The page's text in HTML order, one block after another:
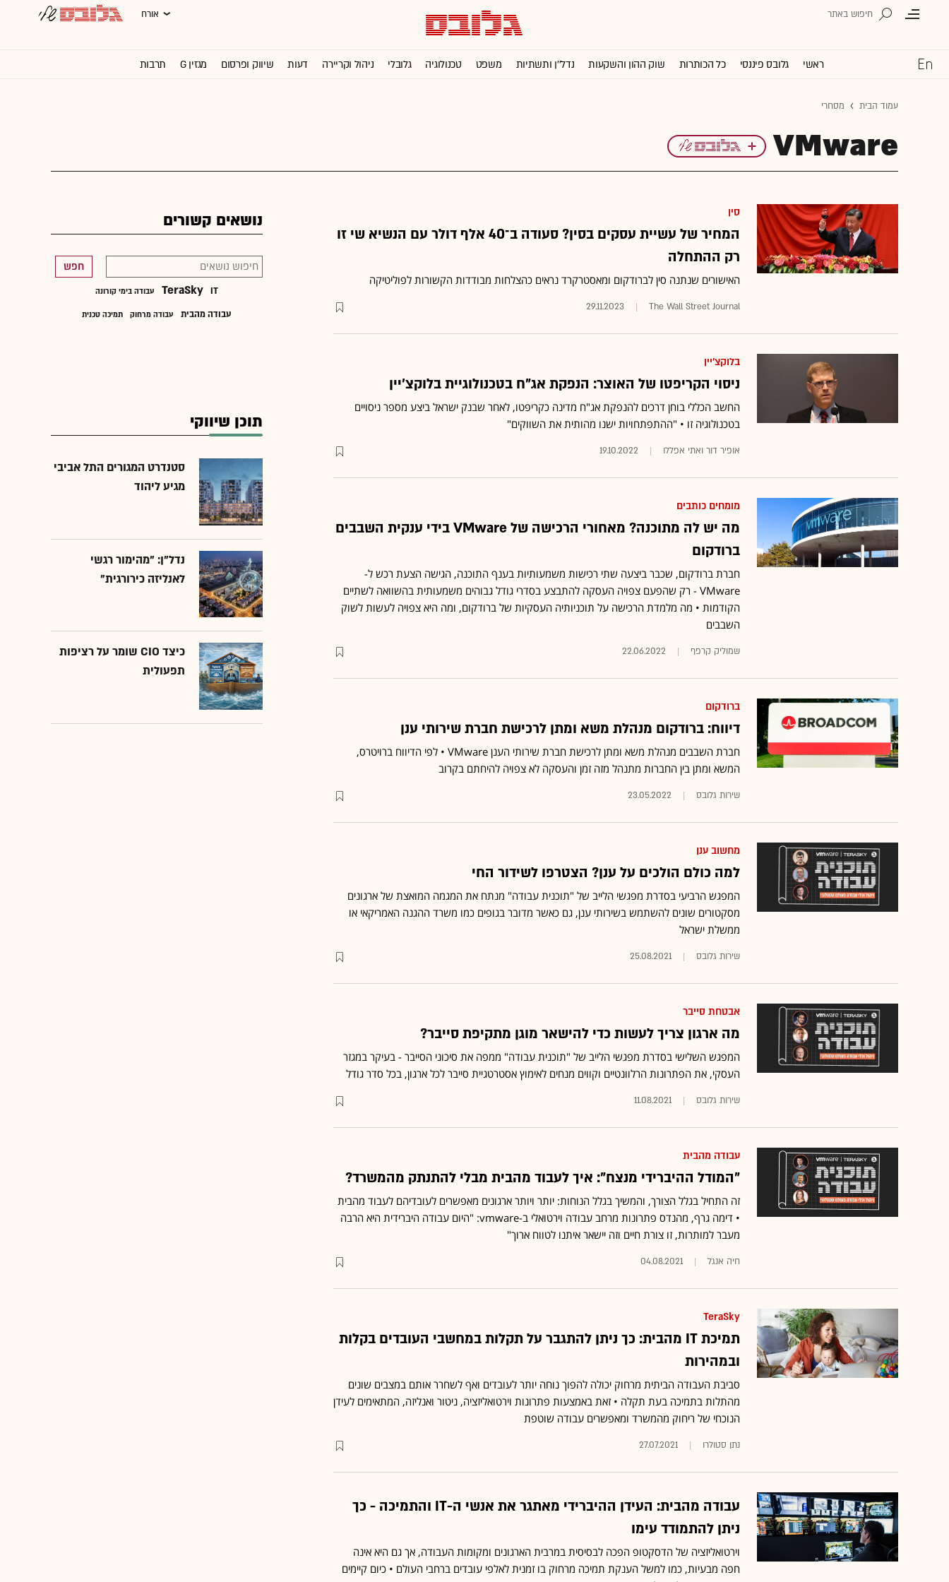
אורח
ראשי גלובס פיננסי כל הכותרות שוק ההון והשקעות נדל''ן ותשתיות משפט טכנולוגיה גלובלי ניהול וקריירה דעות שיווק ופרסום מגזין G תרבות
עמוד הבית מסחרי
VMware
סין
המחיר של עשיית עסקים בסין? סעודה ב־40 אלף דולר עם הנשיא שי זו
רק ההתחלה
האישורים שנתנה סין לברודקום ומאסטרקרד נראים כהצלחות מבודדות הקשורות לפוליטיקה
The Wall Street Journal
29.11.2023
בלוקצ'יין
ניסוי הקריפטו של האוצר: הנפקת אג"ח בטכנולוגיית בלוקצ'יין
החשב הכללי בוחן דרכים להנפקת אג"ח מדינה כקריפטו, לאחר שבנק ישראל ביצע מספר ניסויים
בטכנולוגיה זו • "ההתפתחויות ישנו מהותית את השווקים"
אופיר דור ואתי אפללו 19.10.2022
מומחים כותבים
מה יש לה מתוכנה? מאחורי הרכישה של VMware בידי ענקית השבבים
ברודקום
חברת ברודקום, שכבר ביצעה שתי רכישות משמעותיות בענף התוכנה, הגישה הצעת רכש ל-
VMware - רק שהפעם צפויה העסקה להתבצע בסדרי גודל גבוהים משמעותית בהשוואה לשתיים
הקודמות • מה מלמדת הרכישה על תוכניותיה העסקיות של ברודקום, ומה היא צפויה לעשות לשוק
השבבים
שמוליק קרפף 22.06.2022
ברודקום
דיווח: ברודקום מנהלת משא ומתן לרכישת חברת שירותי ענן
חברת השבבים מנהלת משא ומתן לרכישת חברת שירותי הענן VMware • לפי הדיווח ברויטרס,
המשא ומתן בין החברות מתנהל מזה זמן והעסקה לא צפויה להיחתם בקרוב
שירות גלובס 23.05.2022
מחשוב ענן
למה כולם הולכים על ענן? הצטרפו לשידור החי
המפגש הרביעי בסדרת מפגשי הלייב של "תוכנית עבודה" מנתח את המגמה המואצת של ארגונים
מסקטורים שונים להשתמש בשירותי ענן, גם כאשר מדובר בגופים כמו משרד ההגנה האמריקאי או
ממשלת ישראל
שירות גלובס 25.08.2021
אבטחת סייבר
מה ארגון צריך לעשות כדי להישאר מוגן מתקיפת סייבר?
המפגש השלישי בסדרת מפגשי הלייב של "תוכנית עבודה" ממפה את סיכוני הסייבר - בעיקר במגזר
העסקי, את הפתרונות הרלוונטיים וקווים מנחים לאימוץ אסטרטגיית סייבר לכל ארגון, בכל סדר גודל
שירות גלובס 11.08.2021
עבודה מהבית
"המודל ההיברידי מנצח": איך לעבוד מהבית מבלי להתנתק מהמשרד?
זה התחיל בגלל הצורך, והמשיך בגלל הנוחות: יותר ויותר ארגונים מאפשרים לעובדיהם לעבוד מהבית
• דימה גרף, מהנדס פתרונות מרחב עבודה וירטואלי ב-vmware: "היום עבודה היברידית היא הרבה
מעבר למותרות, זו צורת חיים וזה יישאר איתנו לטווח ארוך"
חיה אנגל 04.08.2021
TeraSky
תמיכת IT מהבית: כך ניתן להתגבר על תקלות במחשבי העובדים בקלות
ובמהירות
סביבת העבודה הביתית מרחוק יכולה להפוך נוחה יותר לעובדים ואף לשחרר אותם במצבים שונים
מהתלות בתמיכה בעת תקלה • זאת באמצעות פתרונות וירטואליזציה, ניטור ואנליזה, המתאימים לעידן
הנוכחי של ריחוק מהמשרד ומאפשרים עבודה שוטפת
נתן סטולרו 27.07.2021
עבודה מהבית: העידן ההיברידי מאתגר את אנשי ה-IT והתמיכה - כך
ניתן להתמודד עימו
וירטואליזציה של הדסקטופ הפכה לבסיסית במרבית הארגונים ומקומות העבודה, אך גם היא אינה
חפה מבעיות, כמו למשל הענקת תמיכה מרחוק בו זמנית לאלפי עובדים ברחבי העולם • כיום קיימים
נושאים קשורים
חפש
IT
TeraSky עבודה בימי קורונה
עבודה מהבית עבודה מרחוק תמיכה טכנית
תוכן שיווקי
סטנדרט המגורים התל אביבי
מגיע ליהוד
נדל"ן: "מהימור רגשי
לאנליזה כירורגית"
כיצד CIO שומר על רציפות
תפעולית